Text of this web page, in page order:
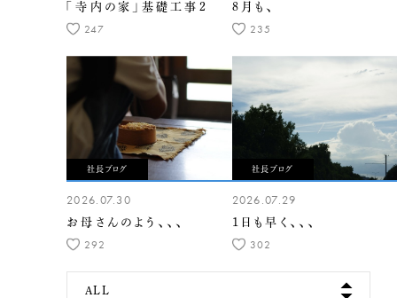
「寺内の家」基礎工事2
247
8月も、
235
社長ブログ
2026.07.30
お母さんのよう、、、
292
社長ブログ
2026.07.29
1日も早く、、、
302
ALL